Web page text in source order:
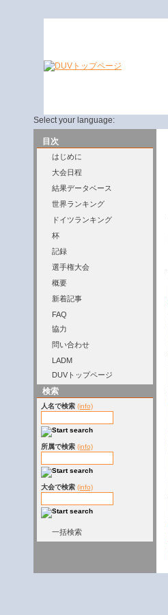
Select your language:
目次
はじめに
大会日程
結果データベース
世界ランキング
ドイツランキング
杯
記録
選手権大会
概要
新着記事
FAQ
協力
問い合わせ
LADM
DUVトップページ
検索
人名で検索 (info)
所属で検索 (info)
大会で検索 (info)
一括検索